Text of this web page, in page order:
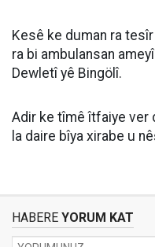
Kesê ke duman ra
ra bi ambulansan
Dewletî yê Bingölî.
Adir ke tîmê îtfaiye ver
la daire bîya xirabe u
HABERE YORUM KAT